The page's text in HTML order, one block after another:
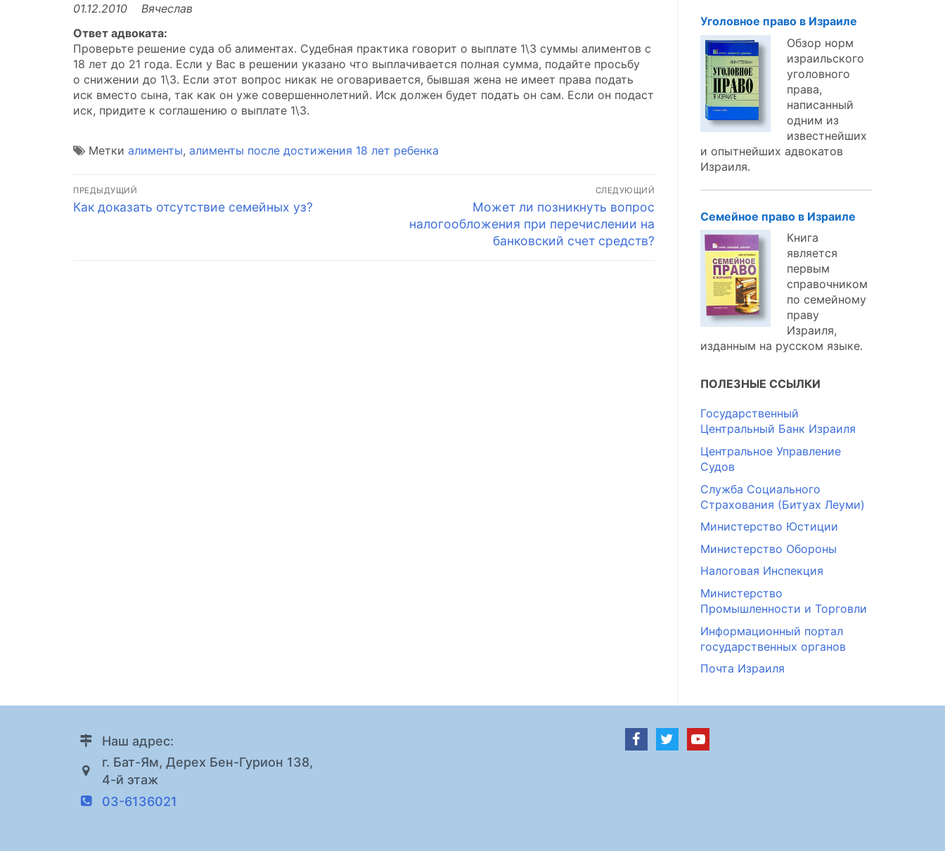
01.12.2010 Вячеслав
Ответ адвоката:
Проверьте решение суда об алиментах. Судебная практика говорит о выплате 1\3 суммы алиментов с
18 лет до 21 года. Если у Вас в решении указано что выплачивается полная сумма, подайте просьбу
о снижении до 1\3. Если этот вопрос никак не оговаривается, бывшая жена не имеет права подать
иск вместо сына, так как он уже совершеннолетний. Иск должен будет подать он сам. Если он подаст
иск, придите к соглашению о выплате 1\3.
Метки алименты, алименты после достижения 18 лет ребенка
Навигация
по
ПРЕДЫДУЩИЙ
Предыдущая
Как доказать отсутствие семейных уз?
СЛЕДУЮЩИЙ
Следующая
запись:
Может ли позникнуть вопрос
налогообложения при перечислении на
банковский счет средств?
Уголовное право в Израиле
Обзор норм
израильского
уголовного
права,
написанный
одним из
известнейших
и опытнейших адвокатов
Израиля.
Семейное право в Израиле
Книга
является
первым
справочником
по семейному
праву
Израиля,
изданным на русском языке.
ПОЛЕЗНЫЕ ССЫЛКИ
Государственный
Центральный Банк Израиля
Центральное Управление
Судов
Служба Социального
Страхования (Битуах Леуми)
Министерство Юстиции
Министерство Обороны
Налоговая Инспекция
Министерство
Промышленности и Торговли
Информационный портал
государственных органов
Почта Израиля
Наш адрес:
г. Бат-Ям, Дерех Бен-Гурион 138,
4-й этаж
03-6136021